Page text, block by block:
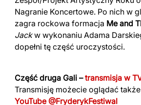
Nagranie Koncertowe. Po nich w
zagra rockowa formacja Me and
Jackw wykonaniu Adama
dopełni tę część uroczystości.
Część druga Gali –transmisja w
Transmisję możecie oglądać
YouTube @FryderykFestiwal